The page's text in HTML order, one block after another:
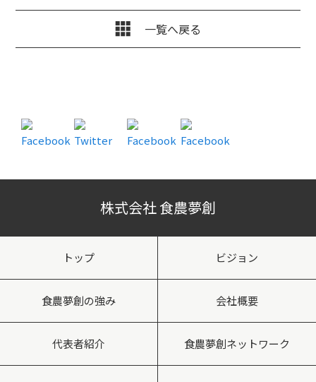
一覧へ戻る
株式会社 食農夢創
トップ ビジョン
食農夢創の強み 会社概要
代表者紹介 食農夢創ネットワーク